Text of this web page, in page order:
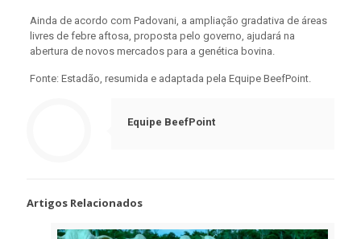
Ainda de acordo com Padovani, a ampliação gradativa de áreas
livres de febre aftosa, proposta pelo governo, ajudará na
abertura de novos mercados para a genética bovina.
Fonte: Estadão, resumida e adaptada pela Equipe BeefPoint.
Equipe BeefPoint
Artigos Relacionados